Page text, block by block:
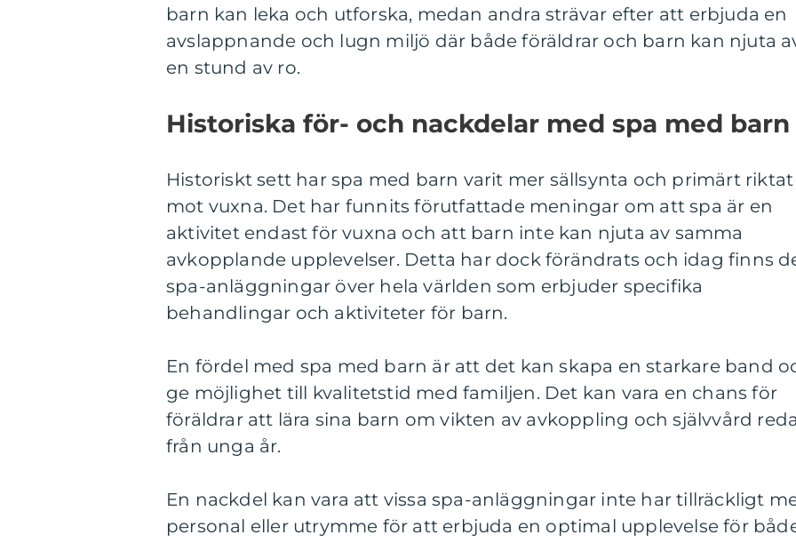
barn kan leka och utforska, medan andra strävar efter att erbjuda en
avslappnande och lugn miljö där både föräldrar och barn kan njuta
en stund av ro.
Historiska för- och nackdelar med spa med barn
Historiskt sett har spa med barn varit mer sällsynta och primärt riktat
mot vuxna. Det har funnits förutfattade meningar om att spa är en
aktivitet endast för vuxna och att barn inte kan njuta av samma
avkopplande upplevelser. Detta har dock förändrats och idag finns
spa-anläggningar över hela världen som erbjuder specifika
behandlingar och aktiviteter för barn.
En fördel med spa med barn är att det kan skapa en starkare band
ge möjlighet till kvalitetstid med familjen. Det kan vara en chans för
föräldrar att lära sina barn om vikten av avkoppling och självvård
från unga år.
En nackdel kan vara att vissa spa-anläggningar inte har tillräckligt
personal eller utrymme för att erbjuda en optimal upplevelse för